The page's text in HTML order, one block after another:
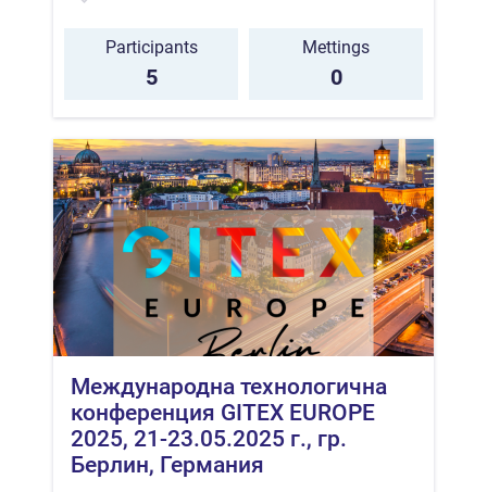
Participants
5
Mettings
0
Mеждународна технологична
конференция GITEX EUROPE
2025, 21-23.05.2025 г., гр.
Берлин, Германия